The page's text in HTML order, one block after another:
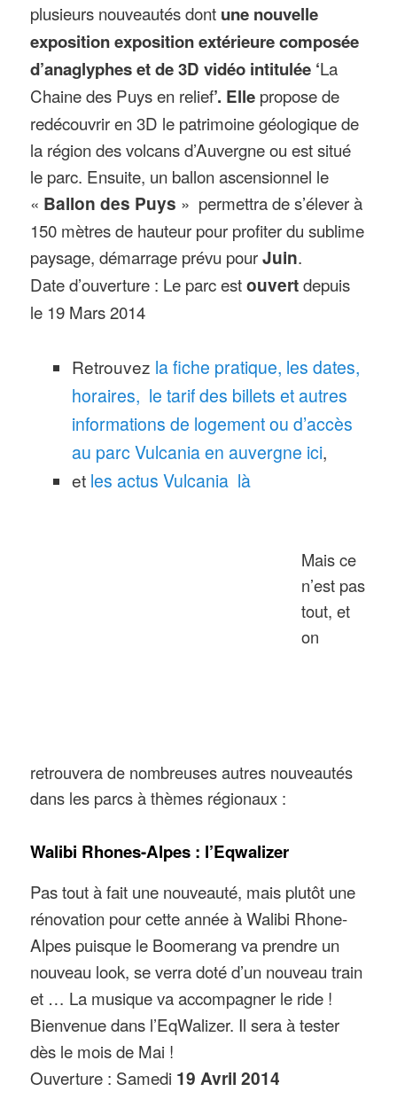
plusieurs nouveautés dont une nouvelle
exposition exposition extérieure composée
d’anaglyphes et de 3D vidéo intitulée ‘La
Chaine des Puys en relief’. Elle propose de
redécouvrir en 3D le patrimoine géologique de
la région des volcans d’Auvergne ou est situé
le parc. Ensuite, un ballon ascensionnel le
« Ballon des Puys » permettra de s’élever à
150 mètres de hauteur pour profiter du sublime
paysage, démarrage prévu pourJuin.
Date d’ouverture : Le parc estouvertdepuis
le 19 Mars 2014
Retrouvez la fiche pratique, les dates,
horaires, le tarif des billets et autres
informations de logement ou d’accès
au parc Vulcania en auvergne ici,
et les actus Vulcania là
Mais ce
n’est pas
tout, et
on
retrouvera de nombreuses autres nouveautés
dans les parcs à thèmes régionaux :
Walibi Rhones-Alpes : l’Eqwalizer
Pas tout à fait une nouveauté, mais plutôt une
rénovation pour cette année à Walibi Rhone-
Alpes puisque le Boomerang va prendre un
nouveau look, se verra doté d’un nouveau train
et … La musique va accompagner le ride !
Bienvenue dans l’EqWalizer. Il sera à tester
dès le mois de Mai !
Ouverture : Samedi 19 Avril 2014